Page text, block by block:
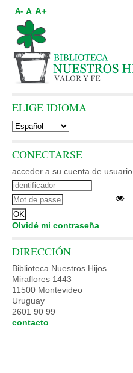
A- A A+
ELIGE IDIOMA
CONECTARSE
acceder a su cuenta de usuario
Olvidé mi contraseña
DIRECCIÓN
Biblioteca Nuestros Hijos
Miraflores 1443
11500 Montevideo
Uruguay
2601 90 99
contacto